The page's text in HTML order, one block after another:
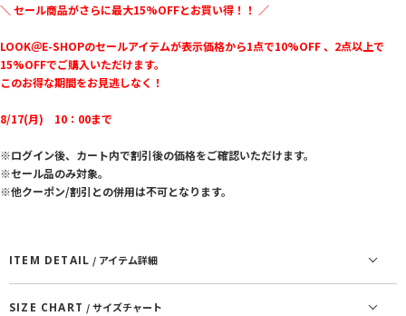
＼ セール商品がさらに最大15%OFFとお買い得！！ ／
LOOK＠E-SHOPのセールアイテムが表示価格から1点で10%OFF 、2点以上で
15%OFFでご購入いただけます。
このお得な期間をお見逃しなく！
8/17(月) 10：00まで
※ログイン後、カート内で割引後の価格をご確認いただけます。
※セール品のみ対象。
※他クーポン/割引との併用は不可となります。
ITEM DETAIL / アイテム詳細
SIZE CHART / サイズチャート